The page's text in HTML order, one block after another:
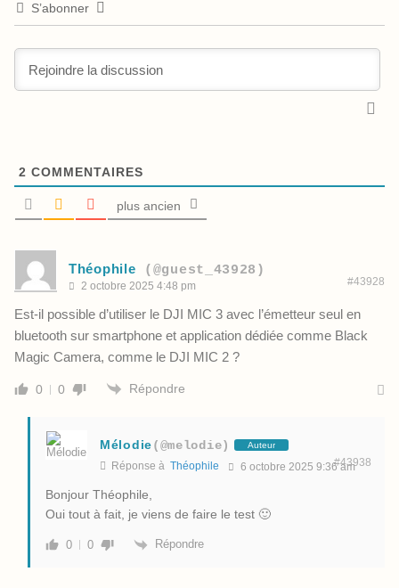
S’abonner
2 COMMENTAIRES
plus ancien
Théophile (@guest_43928)
2 octobre 2025 4:48 pm #43928
Est-il possible d’utiliser le DJI MIC 3 avec l’émetteur seul en
bluetooth sur smartphone et application dédiée comme Black
Magic Camera, comme le DJI MIC 2 ?
0 0 Répondre
Mélodie(@melodie) Auteur
Réponse à Théophile 6 octobre 2025 9:36 am
#43938
Bonjour Théophile,
Oui tout à fait, je viens de faire le test 🙂
0 0 Répondre